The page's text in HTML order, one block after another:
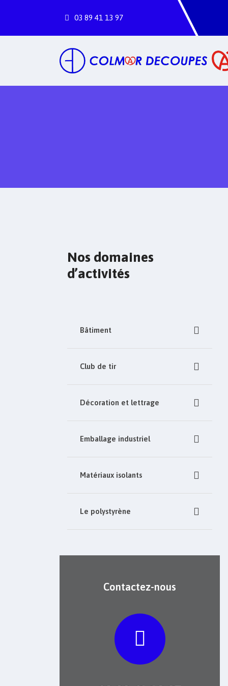
03
13
Nos domaines
d’activités
Bâtiment
Club de tir
Décoration et lettrage
Emballage industriel
Matériaux isolants
Le polystyrène
Contactez-nous